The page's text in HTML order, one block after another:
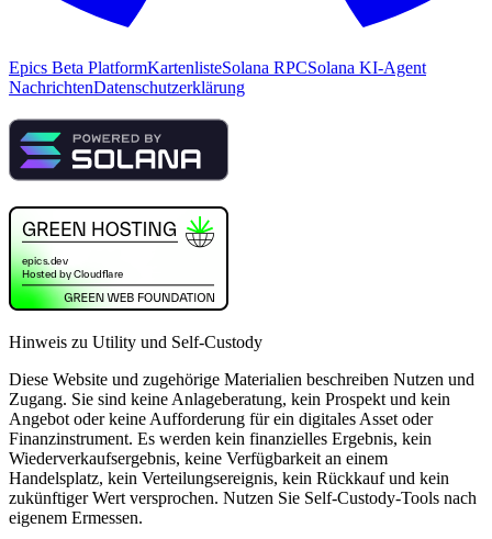
Epics Beta PlatformKartenlisteSolana RPCSolana KI-Agent
NachrichtenDatenschutzerklärung
Hinweis zu Utility und Self-Custody
Diese Website und zugehörige Materialien beschreiben Nutzen und
Zugang. Sie sind keine Anlageberatung, kein Prospekt und kein
Angebot oder keine Aufforderung für ein digitales Asset oder
Finanzinstrument. Es werden kein finanzielles Ergebnis, kein
Wiederverkaufsergebnis, keine Verfügbarkeit an einem
Handelsplatz, kein Verteilungsereignis, kein Rückkauf und kein
zukünftiger Wert versprochen. Nutzen Sie Self-Custody-Tools nach
eigenem Ermessen.